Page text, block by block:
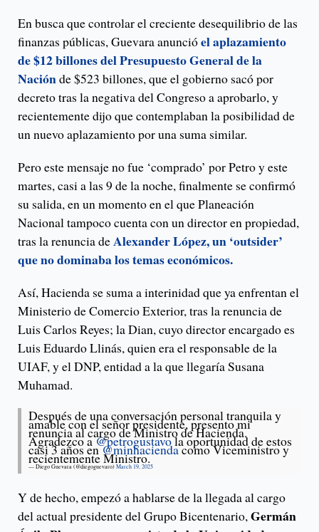
En busca que controlar el creciente desequilibrio de las
finanzas públicas, Guevara anuncióel aplazamiento
de $12 billones del Presupuesto General de la
Naciónde $523 billones, que el gobierno sacó por
decreto tras la negativa del Congreso a aprobarlo, y
recientemente dijo que contemplaban la posibilidad de
un nuevo aplazamiento por una suma similar.
Pero este mensaje no fue ‘comprado’ por Petro y este
martes, casi a las 9 de la noche, finalmente se confirmó
su salida, en un momento en el que Planeación
Nacional tampoco cuenta con un director en propiedad,
tras la renuncia deAlexander López, un ‘outsider’
que no dominaba los temas económicos.
Así, Hacienda se suma a interinidad que ya enfrentan el
Ministerio de Comercio Exterior, tras la renuncia de
Luis Carlos Reyes; la Dian, cuyo director encargado es
Luis Eduardo Llinás, quien era el responsable de la
UIAF, y el DNP, entidad a la que llegaría Susana
Muhamad.
Después de una conversación personal tranquila y
amable con el señor presidente, presento mi
renuncia al cargo de Ministro de Hacienda.
Agradezco a@petrogustavola oportunidad de estos
casi 3 años en@minhaciendacomo Viceministro y
recientemente Ministro.
— Diego Guevara (@diegoguevaro) March 19, 2025
Y de hecho, empezó a hablarse de la llegada al cargo
del actual presidente del Grupo Bicentenario,Germán